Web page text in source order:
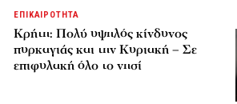
ΕΠΙΚΑΙΡΟΤΗΤΑ
Κρήτη: Πολύ υψηλός κίνδυνος
πυρκαγιάς και την Κυριακή – Σε
επιφυλακή όλο το νησί